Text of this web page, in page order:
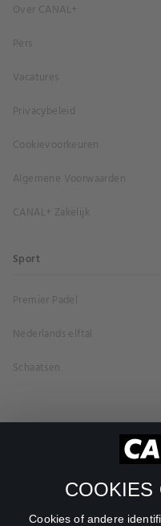
COOKIES
Cookies of andere
Over CANAL+
Pers
Vacatures
Privacybeleid
Cookievoorkeuren
Algemene Voorwaarden
CANAL+ Zakelijk
Sport
Premier Padel
Nederlands elftal
Schaatsen